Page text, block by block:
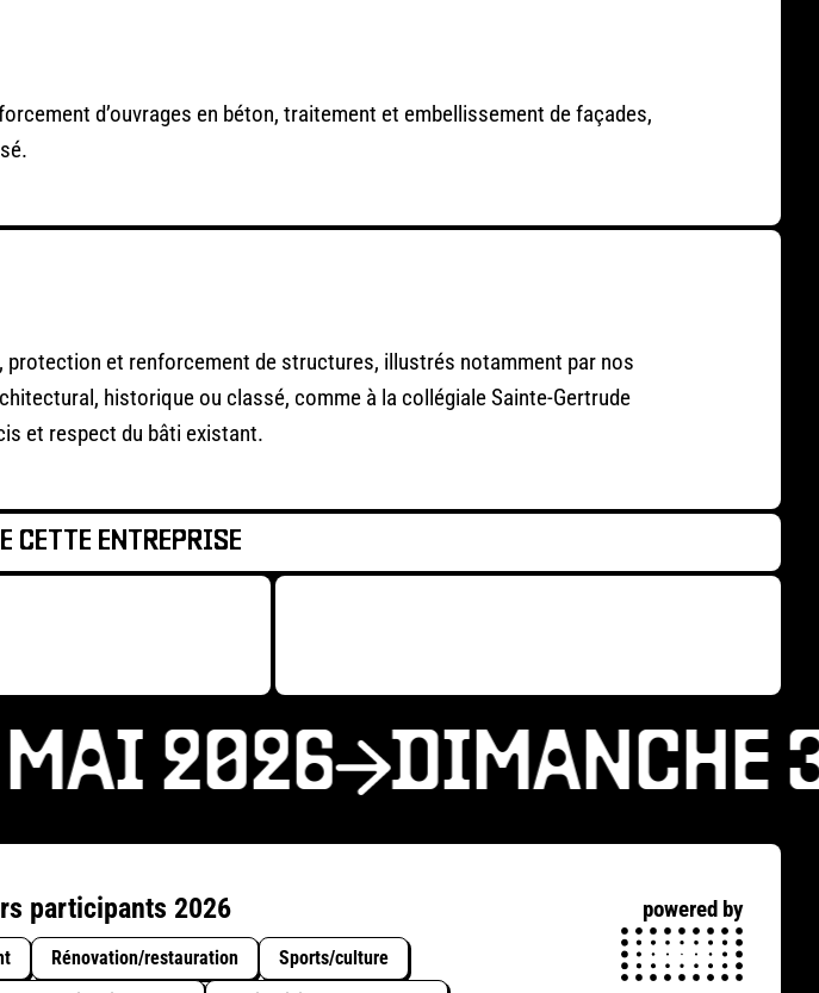
d’ouvrages en béton, traitement et embellissement de façades,
et renforcement de structures, illustrés notamment par nos
historique ou classé, comme à la collégiale Sainte-Gertrude
et respect du bâti existant.
CETTE ENTREPRISE
2026 DIMANCHE
participants 2026
Rénovation/restauration
Sports/culture
powered by